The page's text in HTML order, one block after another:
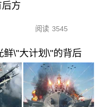
方
阅读 3545
鲜\"大计划\"的背后